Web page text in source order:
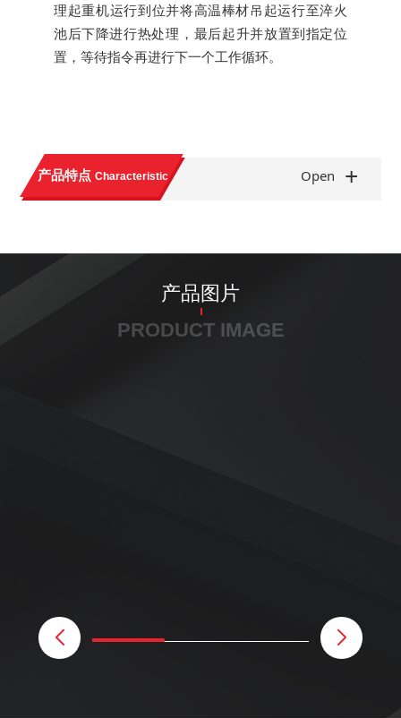
理起重机运行到位并将高温棒材吊起运行至淬火
池后下降进行热处理，最后起升并放置到指定位
置，等待指令再进行下一个工作循环。
产品特点Characteristic Open +
产品图片
PRODUCT IMAGE